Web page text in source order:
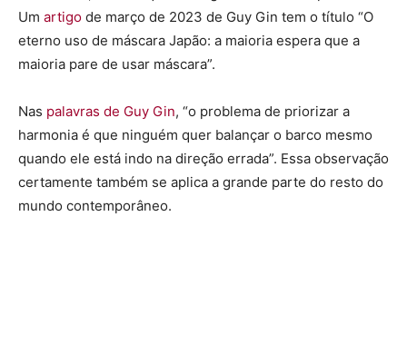
Um artigo de março de 2023 de Guy Gin tem o título “O
eterno uso de máscara Japão: a maioria espera que a
maioria pare de usar máscara”.
Nas palavras de Guy Gin, “o problema de priorizar a
harmonia é que ninguém quer balançar o barco mesmo
quando ele está indo na direção errada”. Essa observação
certamente também se aplica a grande parte do resto do
mundo contemporâneo.